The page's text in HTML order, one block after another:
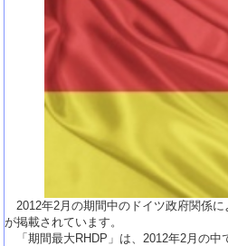
2012年2月の期間中のドイツ政府関係に
が掲載されています。
「期間最大RHDP」は、2012年2月の中